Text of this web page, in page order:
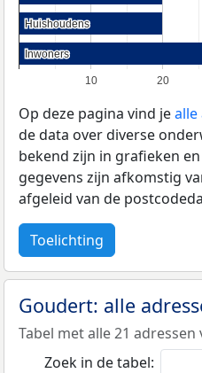
10 20
Huishoudens
Huishoudens
Inwoners
Inwoners
Op deze pagina vind jealle
de data over diverse
bekend zijn in grafieken
gegevens zijn afkomstig
afgeleid van de
Toelichting
Goudert: alle
Tabel met alle 21 adressen
Zoek in de tabel: